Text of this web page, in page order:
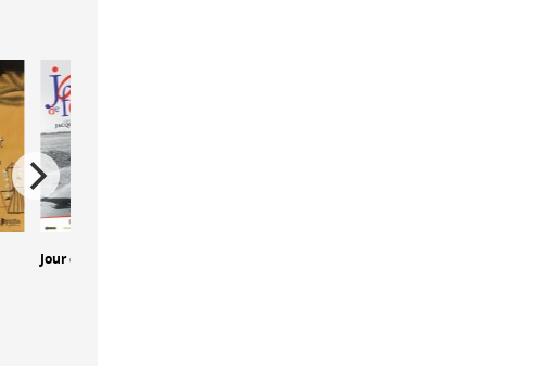
Jour de fête